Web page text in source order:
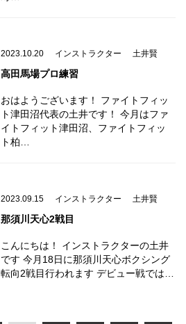
2023.10.20 インストラクター 土井賢
高田馬場プロ練習
おはようございます！ ファイトフィッ
ト津田沼代表の土井です！ 今月はファ
イトフィット津田沼、ファイトフィッ
ト柏…
2023.09.15 インストラクター 土井賢
那須川天心2戦目
こんにちは！ インストラクターの土井
です 今月18日に那須川天心ボクシング
転向2戦目行われます デビュー戦では…